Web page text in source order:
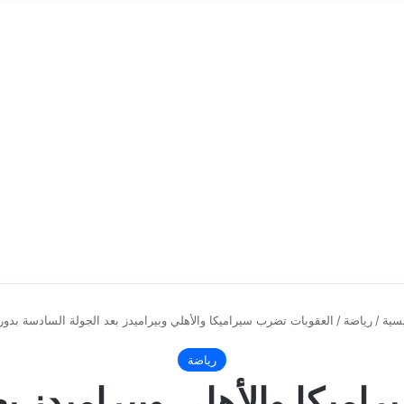
/ رياضة / العقوبات تضرب سيراميكا والأهلي وبيراميدز بعد الجولة السادسة
رياضة